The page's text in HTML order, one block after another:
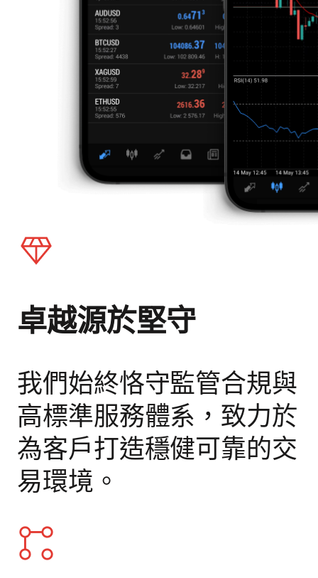
卓越源於堅守
我們始終恪守監管合規與
高標準服務體系，致力於
為客戶打造穩健可靠的交
易環境。